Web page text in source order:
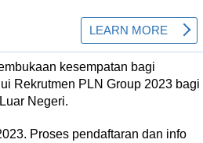
kesempatan bagi
Rekrutmen PLN Group 2023 bagi
Negeri.
Proses pendaftaran dan info